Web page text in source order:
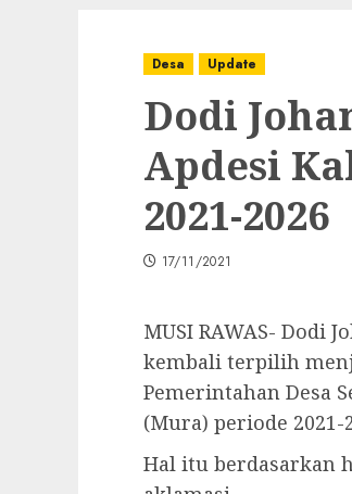
Desa Update
Dodi
Apdesi
2021-2026
17/11/2021
MUSI RAWAS- Dodi
kembali terpilih
Pemerintahan Desa
(Mura) periode 2021-
Hal itu berdasarkan